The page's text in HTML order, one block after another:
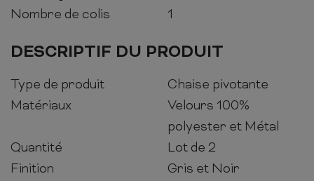
Nombre de colis
1
DESCRIPTIF DU PRODUIT
Type de produit
Chaise pivotante
Matériaux
Velours 100%
polyester et Métal
Quantité
Lot de 2
Finition
Gris et Noir